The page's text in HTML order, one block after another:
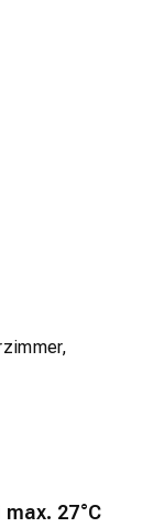
27°C